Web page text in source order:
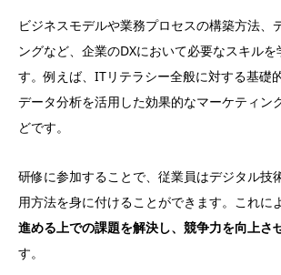
ビジネスモデルや業務プロセスの構築方法、
ングなど、企業のDXにおいて必要なスキルを
す。例えば、ITリテラシー全般に対する基礎
データ分析を活用した効果的なマーケティン
どです。
研修に参加することで、従業員はデジタル技
用方法を身に付けることができます。これによ
進める上での課題を解決し、競争力を向上さ
す。